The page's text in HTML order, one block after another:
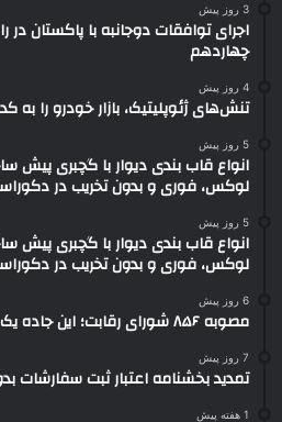
3 روز پیش
اجرای توافقات دوجانبه با پاکستان
چهاردهم
4 روز پیش
تنش‌های ژئوپلیتیک، بازار خودرو را به
5 روز پیش
انواع قاب بندی دیوار با گچبری پیش
لوکس، فوری و بدون تخریب در
5 روز پیش
انواع قاب بندی دیوار با گچبری پیش
لوکس، فوری و بدون تخریب در
6 روز پیش
مصوبه ۸۵۶ شورای رقابت؛ این جاده یک‌طرفه است
7 روز پیش
تمدید بخشنامه اعتبار ثبت سفارشات بدون
1 هفته پیش